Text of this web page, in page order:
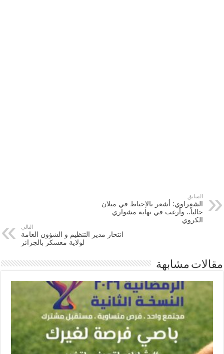
السابق
الشعراوي: أشعر بالإحباط في ميلان
حالياً.. وأرغب في نهاية مشواري
الكروي
التالي
انتحار مدير التنظيم و الشؤون العامة
لولاية معسكر بالجزائر
مقالات مشابهة